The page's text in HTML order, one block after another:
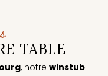
TABLE
, notre winstub